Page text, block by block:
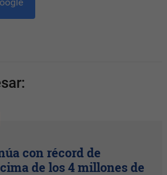
con récord de
de los 4 millones de